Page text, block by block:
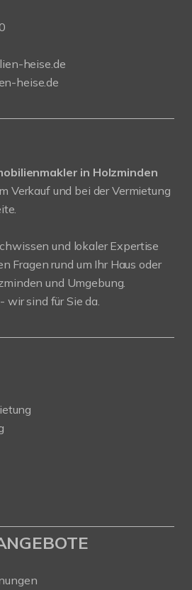
heise.de
heise.de
in Holzminden
Verkauf und bei der Vermietung
und lokaler Expertise
Fragen rund um Ihr Haus oder
und Umgebung.
wir sind für Sie da.